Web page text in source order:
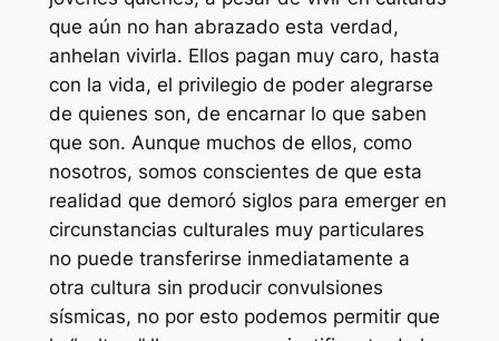
que aún no han abrazado esta verdad,
anhelan vivirla. Ellos pagan muy caro, hasta
con la vida, el privilegio de poder alegrarse
de quienes son, de encarnar lo que saben
que son. Aunque muchos de ellos, como
nosotros, somos conscientes de que esta
realidad que demoró siglos para emerger en
circunstancias culturales muy particulares
no puede transferirse inmediatamente a
otra cultura sin producir convulsiones
sísmicas, no por esto podemos permitir que